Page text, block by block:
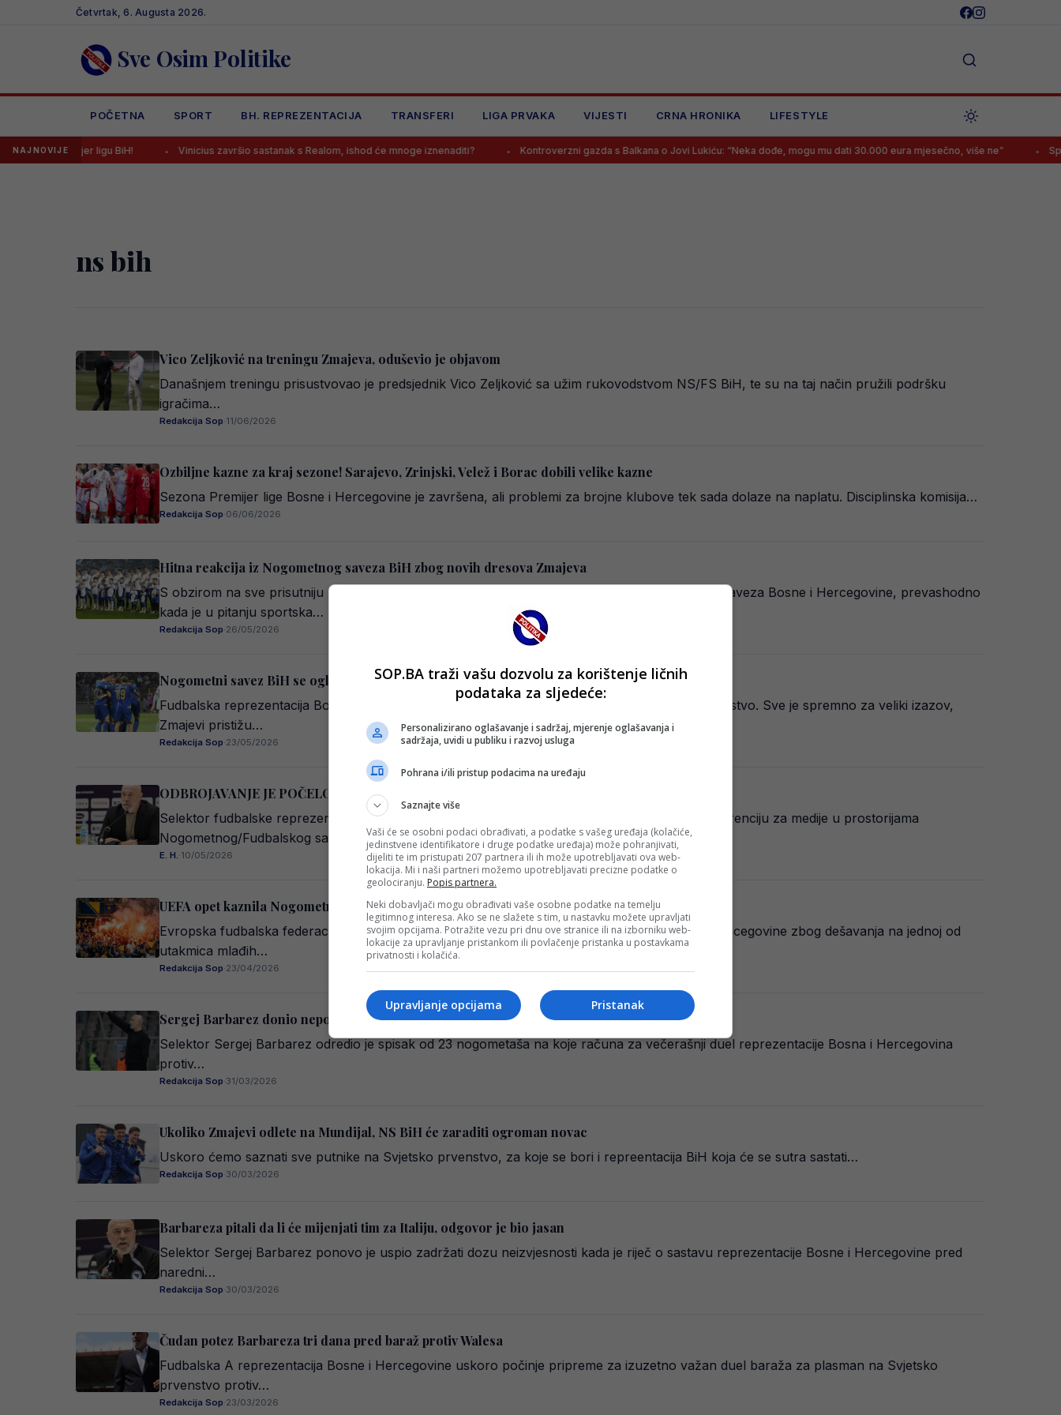
Četvrtak, 6. Augusta 2026.
Sve Osim Politike
POČETNA SPORT BH. REPREZENTACIJA TRANSFERI LIGA PRVAKA VIJESTI CRNA HRONIKA LIFESTYLE
NAJNOVIJE
u Premijer ligu BiH! Vinicius završio sastanak s Realom, ishod će mnoge iznenaditi? Kontroverzni gazda s Balkana o Jovi Lukiću: “Neka dođe, mogu mu dati 30.000 eura mjesečno, više ne”
ns bih
Vico Zeljković na treningu Zmajeva, oduševio je objavom
Današnjem treningu prisustvovao je predsjednik Vico Zeljković sa užim rukovodstvom NS/FS BiH, te su na taj način pružili podršku
igračima…
Redakcija Sop·11/06/2026
Ozbiljne kazne za kraj sezone! Sarajevo, Zrinjski, Velež i Borac dobili velike kazne
Sezona Premijer lige Bosne i Hercegovine je završena, ali problemi za brojne klubove tek sada dolaze na naplatu. Disciplinska komisija…
Redakcija Sop·06/06/2026
Hitna reakcija iz Nogometnog saveza BiH zbog novih dresova Zmajeva
S obzirom na sve prisutniju pojavu zloupotrebe službenog logotipa Nogometnog/Fudbalskog saveza Bosne i Hercegovine, prevashodno
kada je u pitanju sportska…
Redakcija Sop·26/05/2026
Nogometni savez BiH se oglasio pred važan trenutak
Fudbalska reprezentacija Bosne i Hercegovine danas počinje sa pripremama za Svjetsko prvenstvo. Sve je spremno za veliki izazov,
Zmajevi pristižu…
Redakcija Sop·23/05/2026
ODBROJAVANJE JE POČELO: Poznato kada Barbarez objavljuje spisak
Selektor fudbalske reprezentacije Bosne i Hercegovine Sergej Barbarez sutra će održati konferenciju za medije u prostorijama
Nogometnog/Fudbalskog saveza BiH u…
E. H.·10/05/2026
UEFA opet kaznila Nogometni savez BiH
Evropska fudbalska federacija, UEFA, ponovo je izrekla kaznu Fudbalskom savezu Bosne i Hercegovine zbog dešavanja na jednoj od
utakmica mlađih…
Redakcija Sop·23/04/2026
Sergej Barbarez donio nepopularnu odluku, moralo je ovako
Selektor Sergej Barbarez odredio je spisak od 23 nogometaša na koje računa za večerašnji duel reprezentacije Bosna i Hercegovina
protiv…
Redakcija Sop·31/03/2026
Ukoliko Zmajevi odlete na Mundijal, NS BiH će zaraditi ogroman novac
Uskoro ćemo saznati sve putnike na Svjetsko prvenstvo, za koje se bori i repreentacija BiH koja će se sutra sastati…
Redakcija Sop·30/03/2026
Barbareza pitali da li će mijenjati tim za Italiju, odgovor je bio jasan
Selektor Sergej Barbarez ponovo je uspio zadržati dozu neizvjesnosti kada je riječ o sastavu reprezentacije Bosne i Hercegovine pred
naredni…
Redakcija Sop·30/03/2026
Čudan potez Barbareza tri dana pred baraž protiv Walesa
Fudbalska A reprezentacija Bosne i Hercegovine uskoro počinje pripreme za izuzetno važan duel baraža za plasman na Svjetsko
prvenstvo protiv…
Redakcija Sop·23/03/2026
SOP.BA traži vašu dozvolu za korištenje ličnih
podataka za sljedeće:
Personalizirano oglašavanje i sadržaj, mjerenje oglašavanja i
sadržaja, uvidi u publiku i razvoj usluga
Pohrana i/ili pristup podacima na uređaju
Saznajte više
Vaši će se osobni podaci obrađivati, a podatke s vašeg uređaja (kolačiće,
jedinstvene identifikatore i druge podatke uređaja) može pohranjivati,
dijeliti te im pristupati 207 partnera ili ih može upotrebljavati ova web-
lokacija. Mi i naši partneri možemo upotrebljavati precizne podatke o
geolociranju. Popis partnera.
Neki dobavljači mogu obrađivati vaše osobne podatke na temelju
legitimnog interesa. Ako se ne slažete s tim, u nastavku možete upravljati
svojim opcijama. Potražite vezu pri dnu ove stranice ili na izborniku web-
lokacije za upravljanje pristankom ili povlačenje pristanka u postavkama
privatnosti i kolačića.
Pristanak
Upravljanje opcijama